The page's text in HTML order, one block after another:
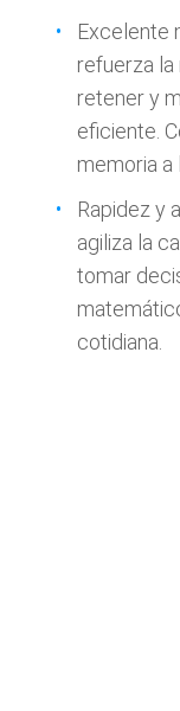
Excelente
refuerza
retener y
eficiente.
memoria a
Rapidez y
agiliza la
tomar
cotidiana.